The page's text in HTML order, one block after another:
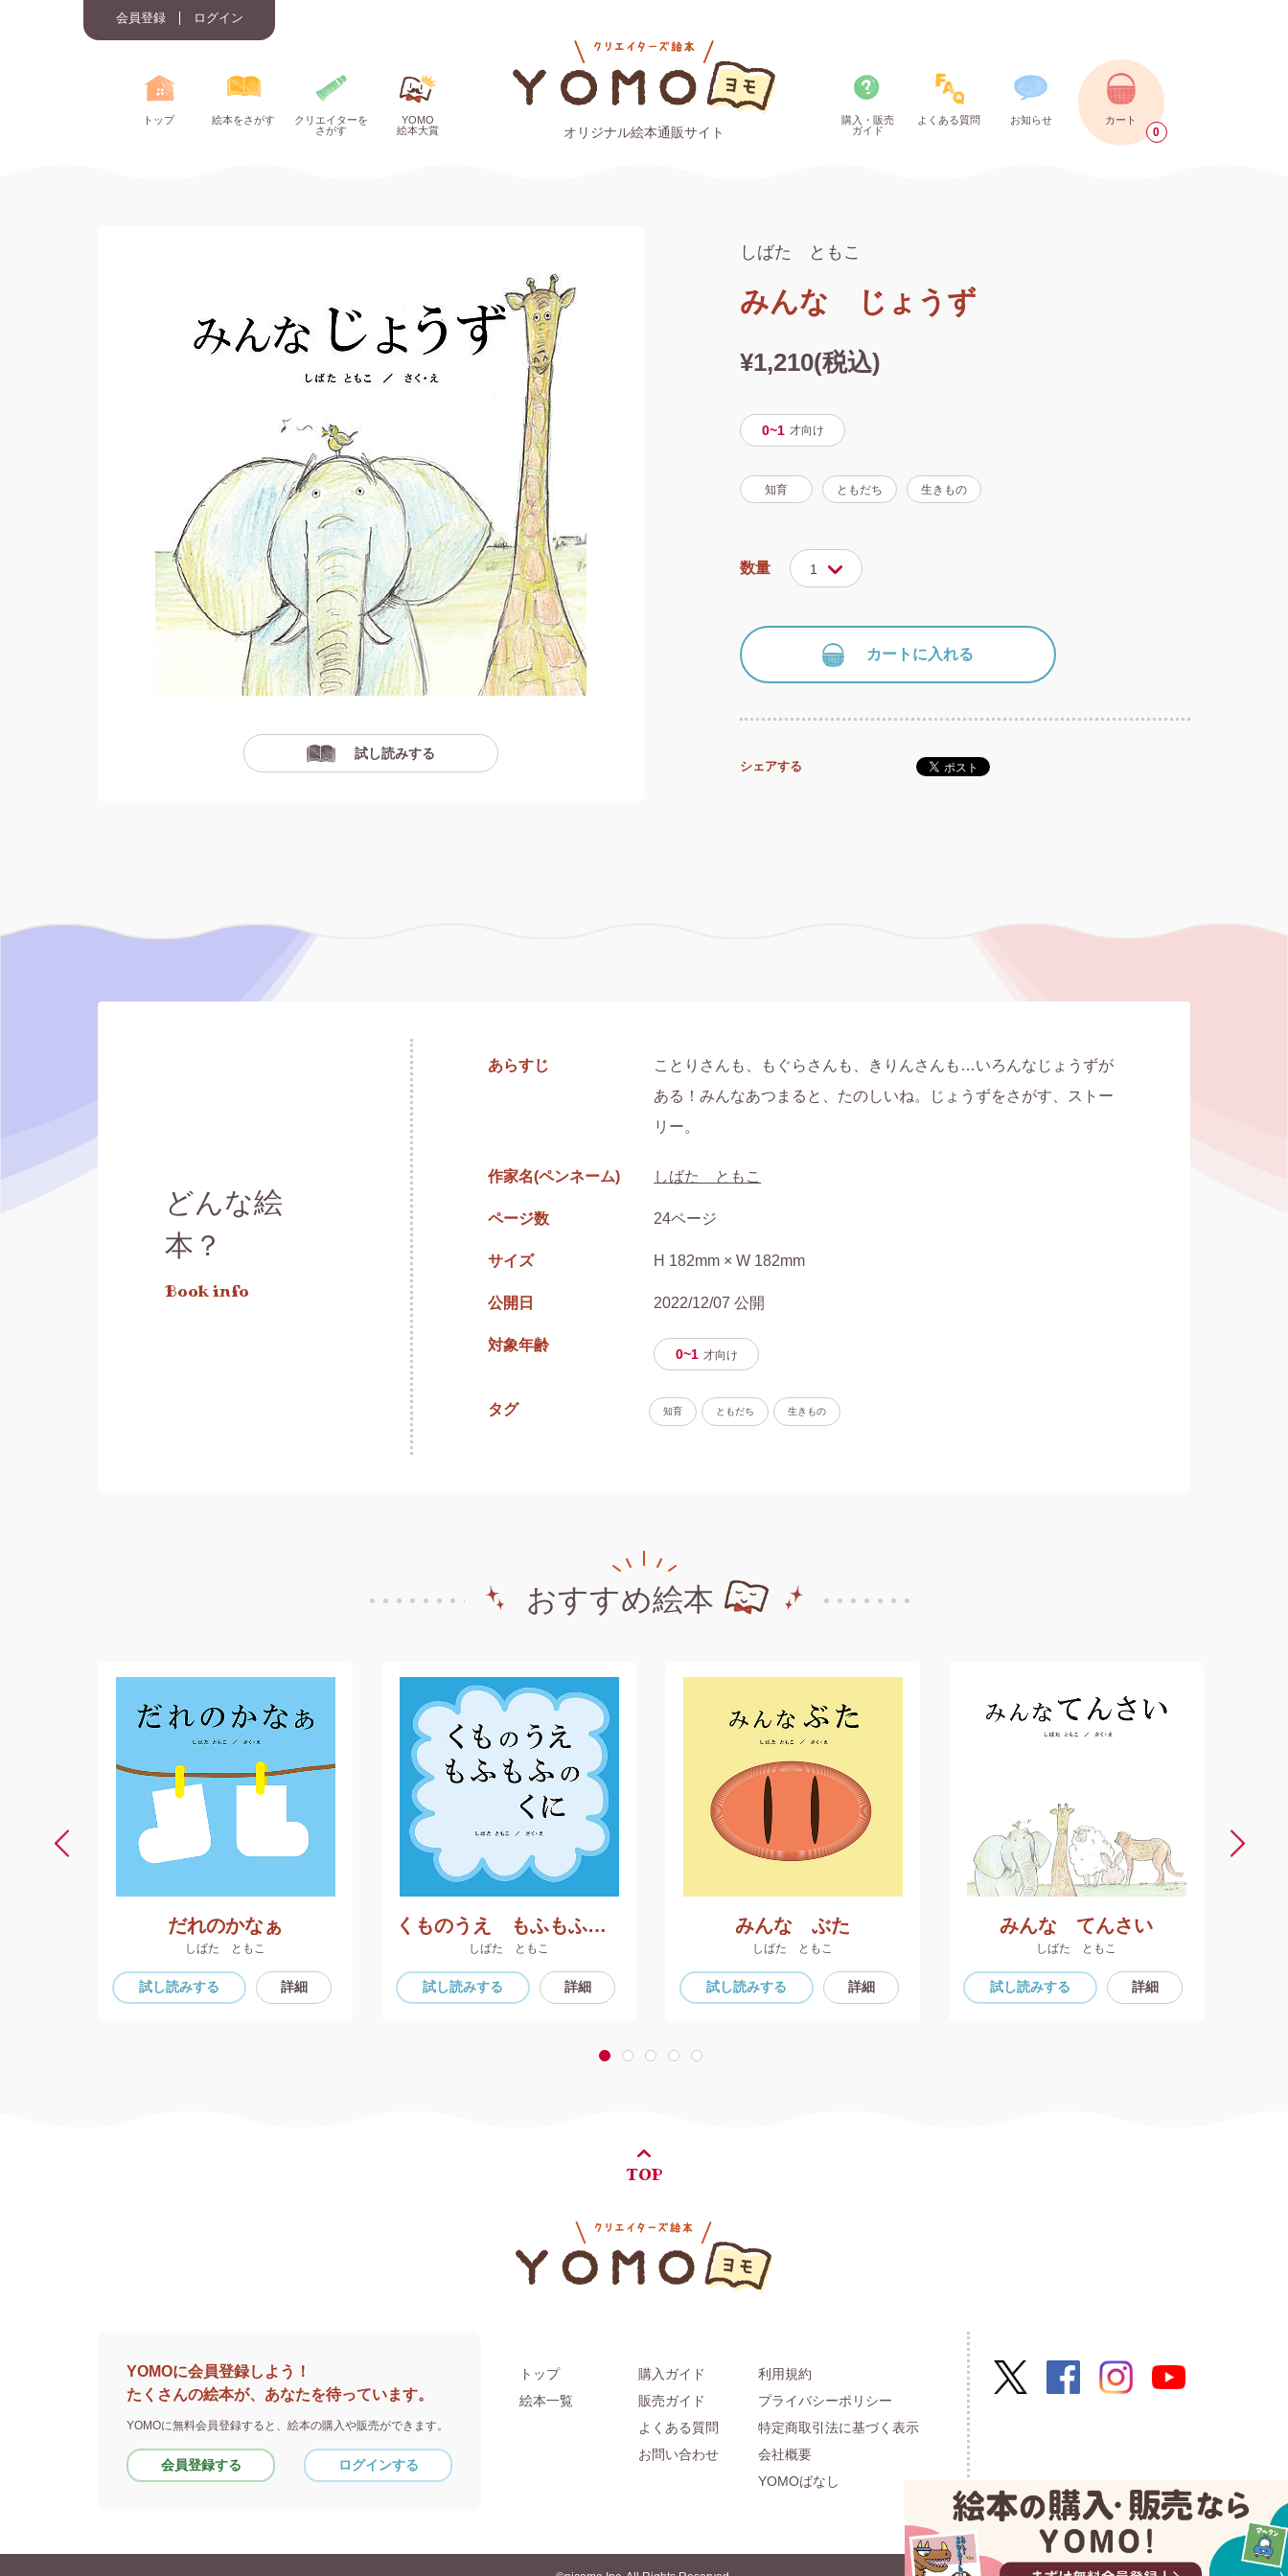
会員登録 ログイン
トップ 絵本をさがす
クリエイターを
さがす
YOMO
絵本大賞
オリジナル絵本通販サイト
購入・販売
ガイド
よくある質問 お知らせ カート
0
試し読みする
しばた ともこ
みんな じょうず
¥1,210(税込)
0~1 才向け
知育 ともだち 生きもの
数量 1
カートに入れる
シェアする
どんな絵
本？
Book info
あらすじ
ことりさんも、もぐらさんも、きりんさんも…いろんなじょうずが
ある！みんなあつまると、たのしいね。じょうずをさがす、ストー
リー。
作家名(ペンネーム) しばた ともこ
ページ数 24ページ
サイズ H 182mm × W 182mm
公開日 2022/12/07 公開
対象年齢
0~1 才向け
タグ 知育 ともだち 生きもの
おすすめ絵本
だれのかなぁ
しばた ともこ
試し読みする 詳細
くものうえ もふもふのくに
しばた ともこ
試し読みする 詳細
みんな ぶた
しばた ともこ
試し読みする 詳細
みんな てんさい
しばた ともこ
試し読みする 詳細
1 2 3 4 5
TOP
YOMOに会員登録しよう！
たくさんの絵本が、あなたを待っています。
YOMOに無料会員登録すると、 絵本の購入や販売ができます。
会員登録する ログインする
トップ
絵本一覧
購入ガイド
販売ガイド
よくある質問
お問い合わせ
利用規約
プライバシーポリシー
特定商取引法に基づく表示
会社概要
YOMOばなし